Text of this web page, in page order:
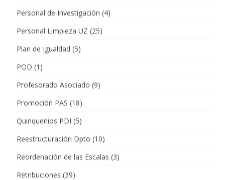
Personal de Investigación (4)
Personal Limpieza UZ (25)
Plan de Igualdad (5)
POD (1)
Profesorado Asociado (9)
Promoción PAS (18)
Quinquenios PDI (5)
Reestructuración Dpto (10)
Reordenación de las Escalas (3)
Retribuciones (39)